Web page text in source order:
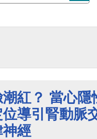
紅？ 當心
位導引腎動
經